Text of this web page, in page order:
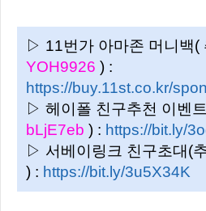
▷ 11번가 아마존 머니백(
YOH9926 ) :
https://buy.11st.co.kr/
▷ 헤이폴 친구추천 이벤
bLjE7eb ) : https://bit.ly/
▷ 서베이링크 친구초대(
) : https://bit.ly/3u5X34K